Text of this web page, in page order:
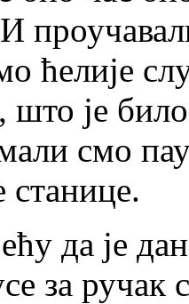
ћелије
што је
смо
станице.
да је
за